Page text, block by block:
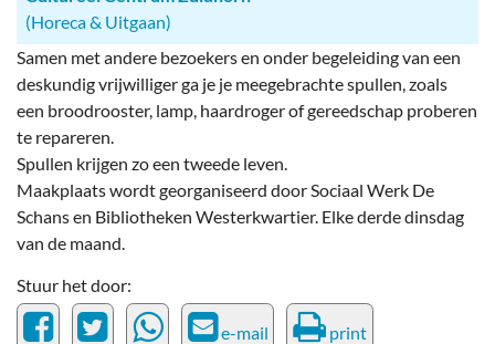
(Horeca & Uitgaan)
Samen met andere bezoekers en onder begeleiding van een
deskundig vrijwilliger ga je je meegebrachte spullen, zoals
een broodrooster, lamp, haardroger of gereedschap proberen
te repareren.
Spullen krijgen zo een tweede leven.
Maakplaats wordt georganiseerd door Sociaal Werk De
Schans en Bibliotheken Westerkwartier. Elke derde dinsdag
van de maand.
Stuur het door:
e-mail print